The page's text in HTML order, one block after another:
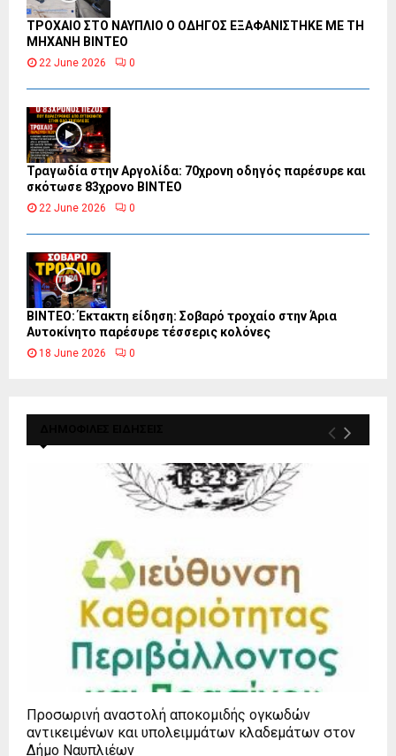
ΤΡΟΧΑΙΟ ΣΤΟ ΝΑΥΠΛΙΟ Ο ΟΔΗΓΟΣ ΕΞΑΦΑΝΙΣΤΗΚΕ ΜΕ ΤΗ
ΜΗΧΑΝΗ ΒΙΝΤΕΟ
22 June 2026 0
Τραγωδία στην Αργολίδα: 70χρονη οδηγός παρέσυρε και
σκότωσε 83χρονο ΒΙΝΤΕΟ
22 June 2026 0
ΒΙΝΤΕΟ: Έκτακτη είδηση: Σοβαρό τροχαίο στην Άρια
Αυτοκίνητο παρέσυρε τέσσερις κολόνες
18 June 2026 0
Προσωρινή αναστολή αποκομιδής ογκωδών
αντικειμένων και υπολειμμάτων κλαδεμάτων στον
Δήμο Ναυπλιέων